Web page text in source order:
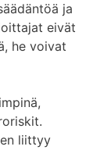
ja
eivät
he voivat
liittyy